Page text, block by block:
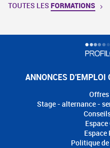
TOUTES LES FORMATIONS
ANNONCES D'EMPLOI
Stage - alternance -
Espace
Politique